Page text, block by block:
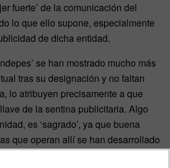
fuerte’ de la comunicación del
lo que ello supone, especialmente
de dicha entidad.
se han mostrado mucho más
tras su designación y no faltan
lo atribuyen precisamente a que
de la sentina publicitaria. Algo
es ‘sagrado’, ya que buena
que operan allí se han desarrollado
y al apoyo de la Generalitat y